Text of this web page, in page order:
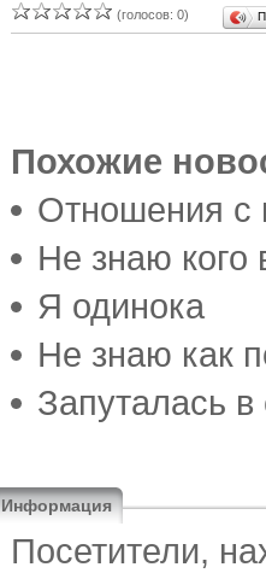
(голосов: 0)
Похожие
Отношения с
Не знаю кого
Я одинока
Не знаю как
Запуталась в
Информация
Посетители,